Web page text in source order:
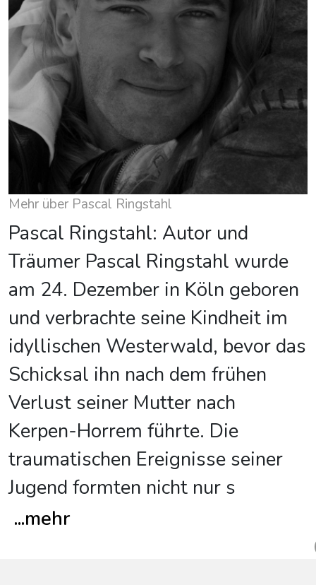
Mehr über Pascal Ringstahl
Pascal Ringstahl: Autor und
Träumer Pascal Ringstahl wurde
am 24. Dezember in Köln geboren
und verbrachte seine Kindheit im
idyllischen Westerwald, bevor das
Schicksal ihn nach dem frühen
Verlust seiner Mutter nach
Kerpen-Horrem führte. Die
traumatischen Ereignisse seiner
Jugend formten nicht nur s
...mehr